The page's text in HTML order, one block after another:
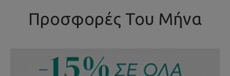
Προσφορές Του Μήνα